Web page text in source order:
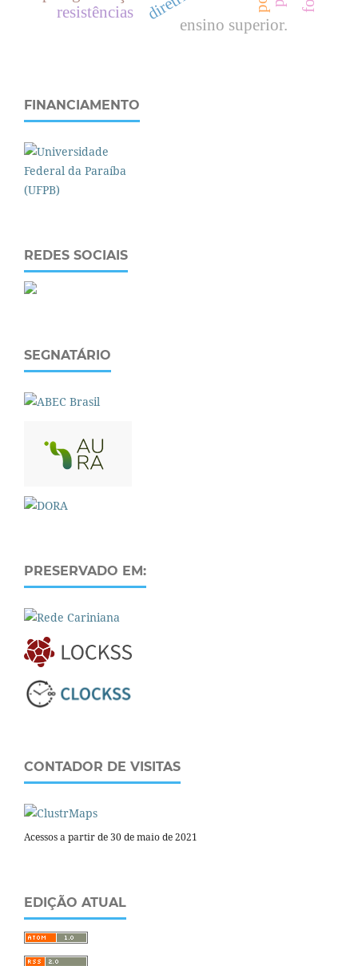
ensino superior.
resistências
FINANCIAMENTO
REDES SOCIAIS
SEGNATÁRIO
PRESERVADO EM:
CONTADOR DE VISITAS
Acessos a partir de 30 de maio de 2021
EDIÇÃO ATUAL